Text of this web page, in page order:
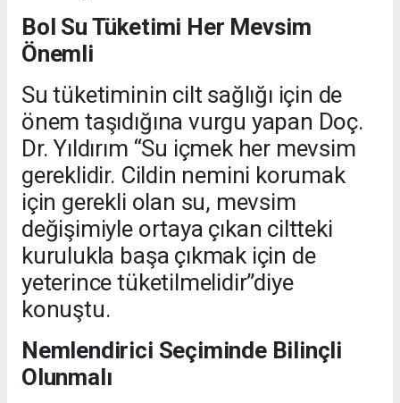
Bol Su Tüketimi Her Mevsim
Önemli
Su tüketiminin cilt sağlığı için de
önem taşıdığına vurgu yapan Doç.
Dr. Yıldırım “Su içmek her mevsim
gereklidir. Cildin nemini korumak
için gerekli olan su, mevsim
değişimiyle ortaya çıkan ciltteki
kurulukla başa çıkmak için de
yeterince tüketilmelidir”diye
konuştu.
Nemlendirici Seçiminde Bilinçli
Olunmalı